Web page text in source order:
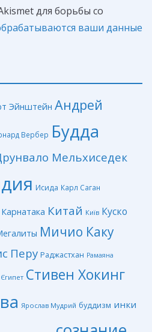
для борьбы со
ваши данные
Эйнштейн Андрей
Вербер Будда
Мельхиседек
Исида Карл Саган
Карнатака Китай Київ Куско
Мичио Каку
Перу Раджастхан Рамаяна
Стивен Хокинг
Ярослав Мудрий буддизм инки